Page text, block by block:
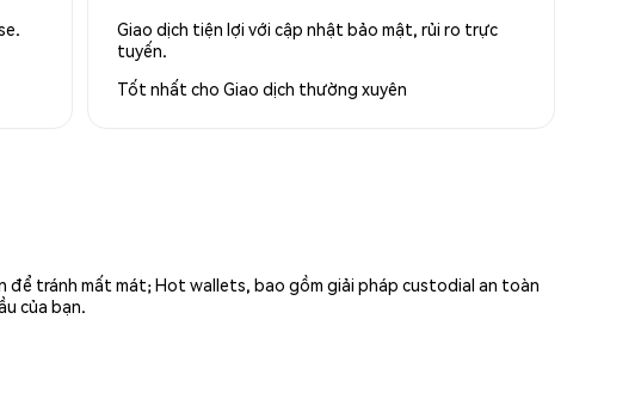
Giao dịch tiện lợi với cập nhật bảo mật, rủi ro trực
tuyến.
Tốt nhất cho Giao dịch thường xuyên
để tránh mất mát; Hot wallets, bao gồm giải pháp custodial an toàn
của bạn.